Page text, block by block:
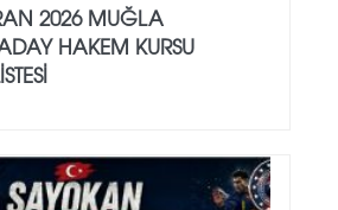
2026 MUĞLA
HAKEM KURSU